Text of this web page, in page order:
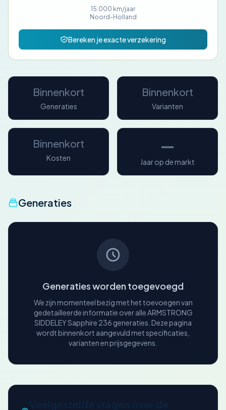
15.000 km/jaar
Noord-Holland
Bereken je exacte verzekering
Binnenkort
Generaties
Binnenkort
Varianten
Binnenkort
Kosten
—
Jaar op de markt
Generaties
Generaties worden toegevoegd
We zijn momenteel bezig met het toevoegen van
gedetailleerde informatie over alle ARMSTRONG
SIDDELEY Sapphire 236 generaties. Deze pagina
wordt binnenkort aangevuld met specificaties,
varianten en prijsgegevens.